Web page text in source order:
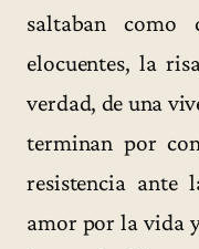
saltaban como
elocuentes, la
verdad, de una
terminan por
resistencia ante
amor por la vida